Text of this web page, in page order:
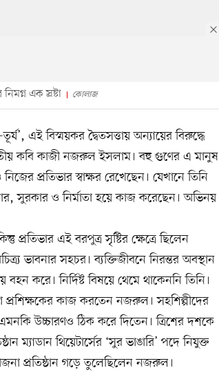
এক স্রষ্টা কোলাজ
এই বিস্ময়কর দ্বৈতসত্তায় অন্যায়ের বিরুদ্ধে
কবি কাজী নজরুল ইসলাম। বহু গুণের এ মানুষ
প্রতিভার স্বাক্ষর রেখেছেন। যেখানে তিনি
সুরকার ও নির্মাতা হয়ে কাজ করেছেন। অভিনয়
এই বরপুত্র সৃষ্টির ক্ষেত্রে ছিলেন
ভাবনার সহচর। ব্যক্তিজীবনে নিরন্তর অবস্থান
বহন করে। নির্দিষ্ট বিষয়ে থেমে থাকেননি তিনি।
কাজ করতেন নজরুল। সহশিল্পীদের
উচ্চারণও ঠিক করে দিতেন। ত্রিশের দশকে
ম্যাডান থিয়েটার্সের ‘সুর ভাঙারি’ পদে নিযুক্ত
প্রতিষ্ঠান গড়ে তুলেছিলেন নজরুল।